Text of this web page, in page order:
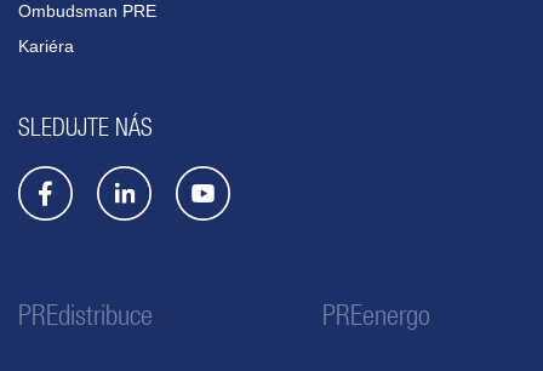
Ombudsman PRE
Kariéra
SLEDUJTE NÁS
PREdistribuce PREenergo